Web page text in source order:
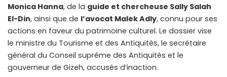
Monica Hanna, de la guide et chercheuse Sally Salah
El-Din, ainsi que de l’avocat Malek Adly, connu pour ses
actions en faveur du patrimoine culturel. Le dossier vise
le ministre du Tourisme et des Antiquités, le secrétaire
général du Conseil suprême des Antiquités et le
gouverneur de Gizeh, accusés d’inaction.